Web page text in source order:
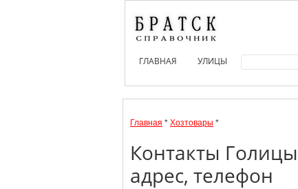
ГЛАВНАЯ УЛИЦЫ
Главная * Хозтовары *
Контакты
адрес, телефон